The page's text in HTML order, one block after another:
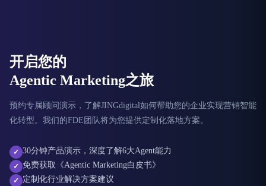
开启您的
Agentic Marketing之旅
预约专属顾问演示，了解JINGdigital如何帮助您的企业实现营销智能
化转型。我们的FDE团队将为您提供定制化落地方案。
✓ 30分钟产品演示，深度了解6大Agent能力
✓ 免费获取《Agentic Marketing白皮书》
✓ 定制化行业解决方案建议